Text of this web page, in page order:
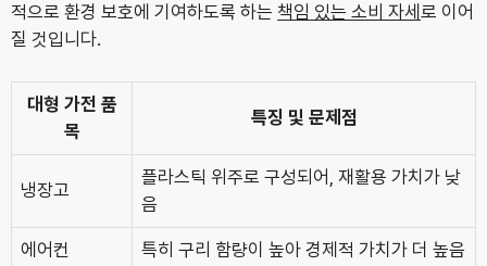
적으로 환경 보호에 기여하도록 하는 책임 있는 소비 자세 로 이어
질 것입니다.
대형 가전 품
목
특징 및 문제점
냉장고
플라스틱 위주로 구성되어, 재활용 가치가 낮
음
에어컨 특히 구리 함량이 높아 경제적 가치가 더 높음